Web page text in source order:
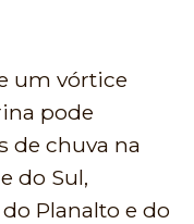
um vórtice
pode
de chuva na
do Sul,
Planalto e do